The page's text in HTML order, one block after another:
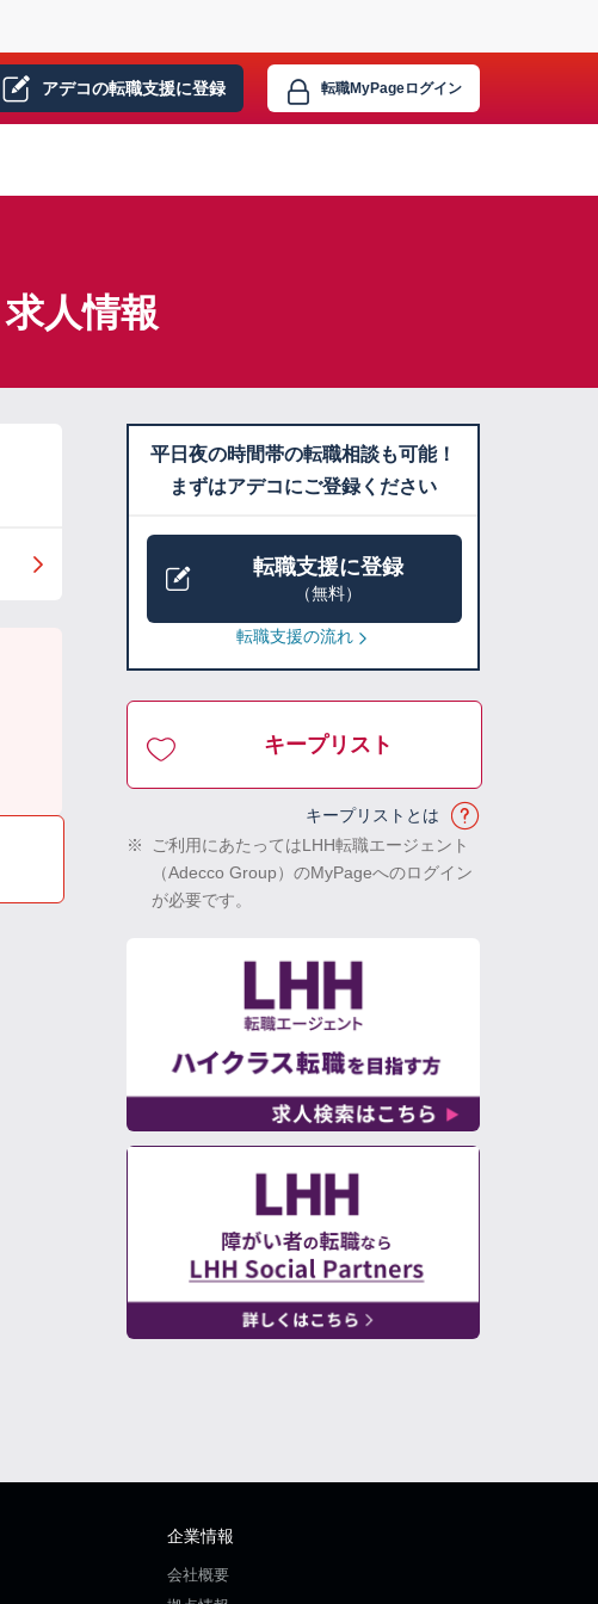
アデコの転職支援に登録 転職MyPageログイン
人情報
平日夜の時間帯の転職相談も可能！
まずはアデコにご登録ください
転職支援に登録
（無料）
転職支援の流れ
キープリスト
キープリストとは
※
ご利用にあたってはLHH転職エージェント
（Adecco Group）のMyPageへのログイン
が必要です。
企業情報
会社概要